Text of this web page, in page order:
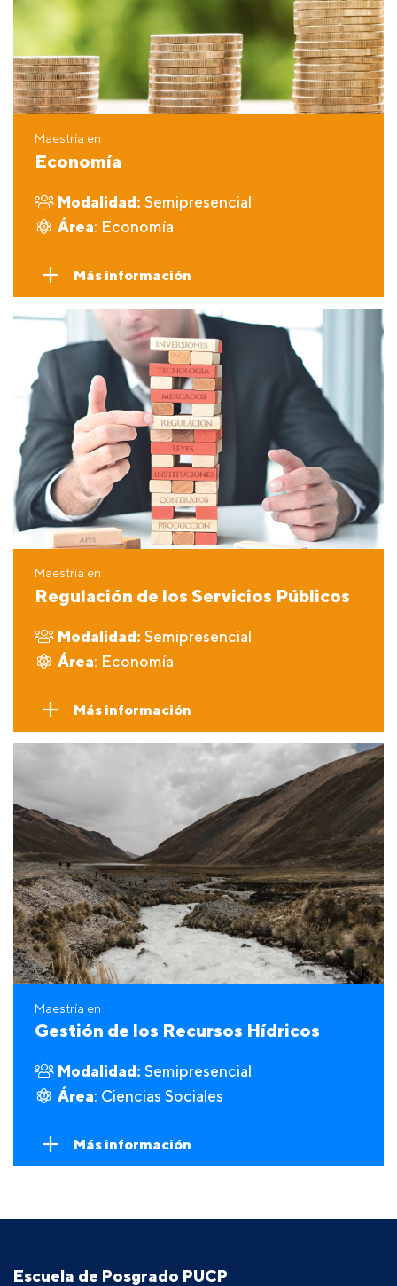
Maestría en
Economía
Modalidad: Semipresencial
Área: Economía
Más información
Maestría en
Regulación de los Servicios Públicos
Modalidad: Semipresencial
Área: Economía
Más información
Maestría en
Gestión de los Recursos Hídricos
Modalidad: Semipresencial
Área: Ciencias Sociales
Más información
Escuela de Posgrado PUCP